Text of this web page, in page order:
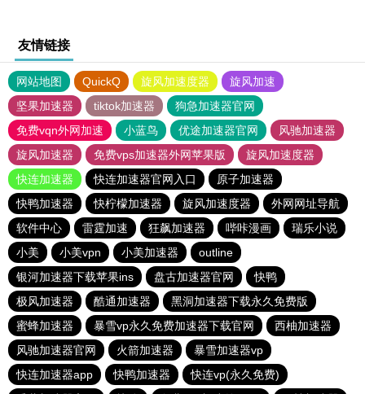
友情链接
网站地图 QuickQ 旋风加速度器
旋风加速
坚果加速器
tiktok加速器
狗急加速器官网
免费vqn外网加速
小蓝鸟 优途加速器官网
风驰加速器
旋风加速器
免费vps加速器外网苹果版
旋风加速度器
快连加速器
快连加速器官网入口
原子加速器
快鸭加速器
快柠檬加速器 旋风加速度器
外网网址导航
软件中心
雷霆加速 狂飙加速器 哔咔漫画
瑞乐小说
小美
小美vpn 小美加速器
outline
银河加速器下载苹果ins
盘古加速器官网
快鸭
极风加速器
酷通加速器
黑洞加速器下载永久免费版
蜜蜂加速器
暴雪vp永久免费加速器下载官网
西柚加速器
风驰加速器官网
火箭加速器
暴雪加速器vp
快连加速器app
快鸭加速器
快连vp(永久免费)